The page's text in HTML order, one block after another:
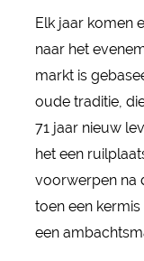
Elk jaar komen
naar het
markt is
oude traditie,
71 jaar nieuw
het een
voorwerpen na
toen een
een